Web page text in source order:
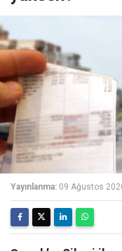
Yayınlanma: 09 Ağustos